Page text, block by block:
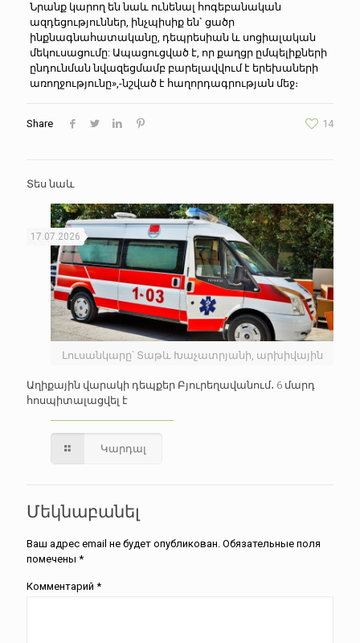
Նրանք կարող են նաև ունենալ հոգեբանական
ազդեցություններ, ինչպիսիք են` ցածր
ինքնագնահատականը, դեպրեսիան և սոցիալական
մեկուսացումը: Ապացուցված է, որ քաղցր ըմպելիքների
ընդունման նվազեցմամբ բարելավվում է երեխաների
առողջությունը»,-նշված է հաղորդագրության մեջ։
Share 14
Տես նաև
Լուսանկարը՝ Տաթև Խաչատրյանի, արխիվային
17.07.2026
Աղիքային վարակի դեպքեր Բյուրեղավանում․ 6 մարդ
հոսպիտալացվել է
Կարդալ
Մեկնաբանել
Ваш адрес email не будет опубликован. Обязательные поля
помечены *
Комментарий *